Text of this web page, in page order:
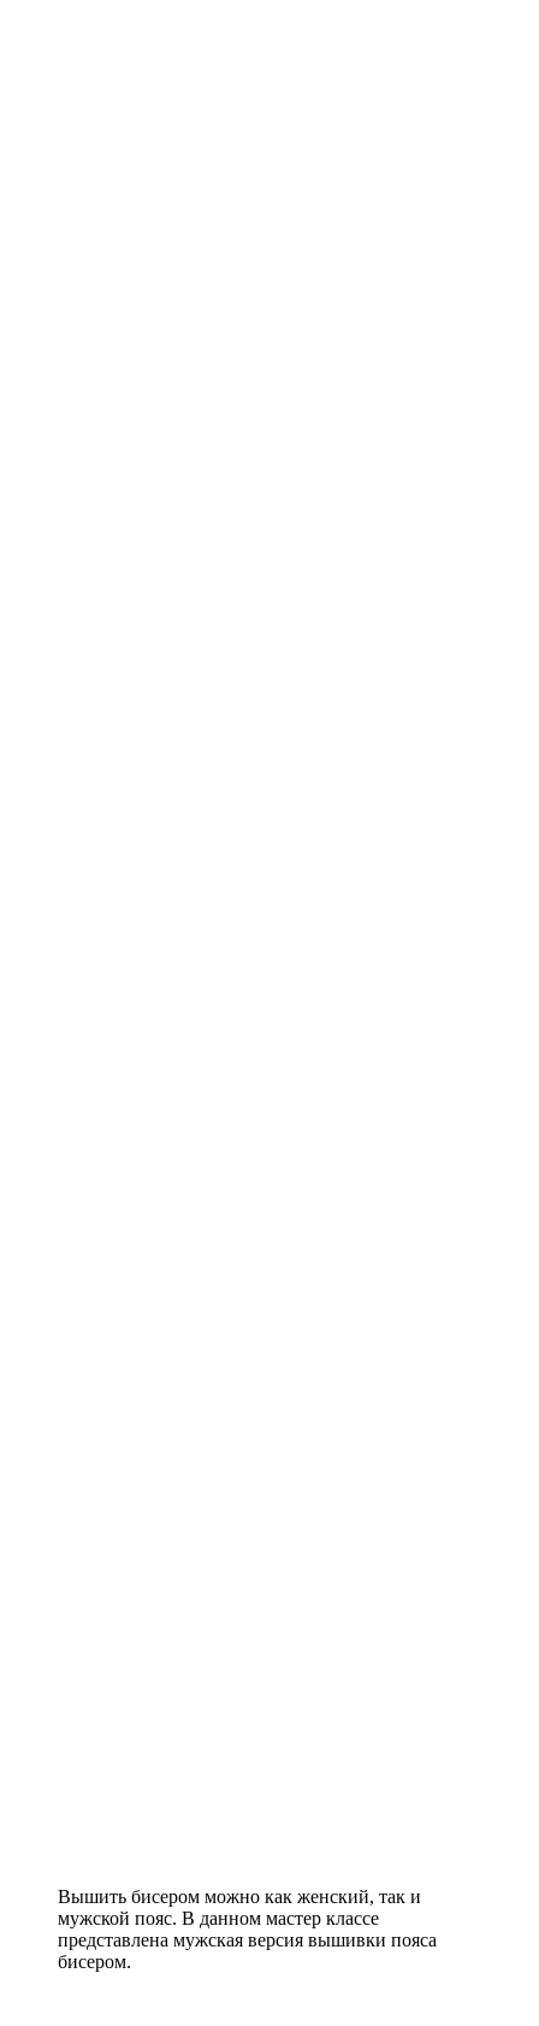
Вышить бисером можно как женский, так и
мужской пояс. В данном мастер классе
представлена мужская версия вышивки пояса
бисером.